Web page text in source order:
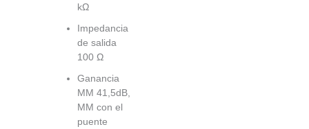
kΩ
Impedancia
de salida
100 Ω
Ganancia
MM 41,5dB,
MM con el
puente